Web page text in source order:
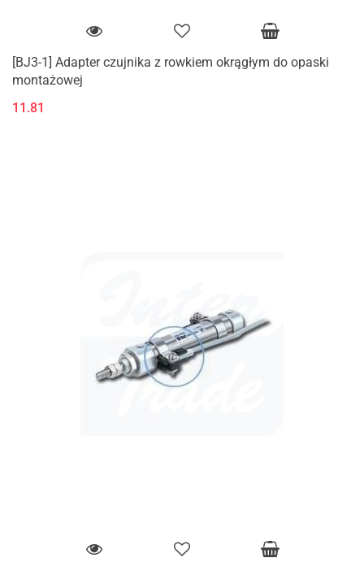
[BJ3-1] Adapter czujnika z rowkiem okrągłym do opaski
montażowej
11.81